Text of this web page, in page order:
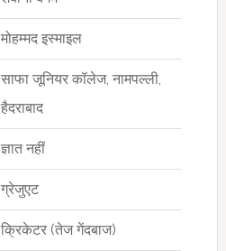
मोहम्मद इस्माइल
साफा जूनियर कॉलेज, नामपल्ली,
हैदराबाद
ज्ञात नहीं
ग्रेजुएट
क्रिकेटर (तेज गेंदबाज)